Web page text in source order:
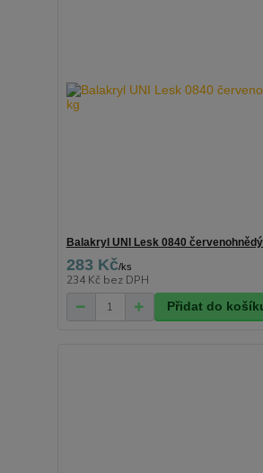
Balakryl UNI Lesk 0840
283 Kč/ks
234 Kč bez DPH
Přidat do